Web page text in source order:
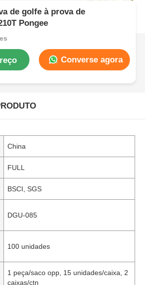
de golfe à prova de
Pongee
Converse agora
China
FULL
BSCI, SGS
DGU-085
100 unidades
1 peça/saco opp, 15 unidades/caixa, 2
caixas/ctn